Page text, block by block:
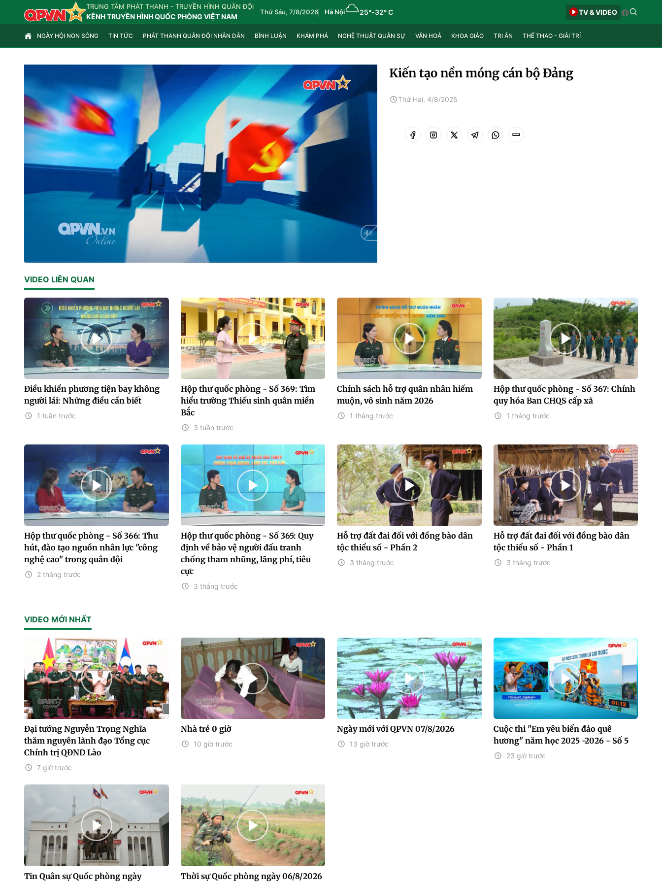
TRUNG TÂM PHÁT THANH - TRUYỀN HÌNH QUÂN ĐỘI
KÊNH TRUYỀN HÌNH QUỐC PHÒNG VIỆT NAM
Thứ Sáu, 7/8/2026 Hà Nội 25°-32° C TV & VIDEO
NGÀY HỘI NON SÔNG TIN TỨC PHÁT THANH QUÂN ĐỘI NHÂN DÂN BÌNH LUẬN KHÁM PHÁ NGHỆ THUẬT QUÂN SỰ VĂN HOÁ KHOA GIÁO TRI ÂN THỂ THAO - GIẢI TRÍ
Kiến tạo nền móng cán bộ Đảng
Thứ Hai, 4/8/2025
VIDEO LIÊN QUAN
Điều khiển phương tiện bay không
người lái: Những điều cần biết
1 tuần trước
Hộp thư quốc phòng - Số 369: Tìm
hiểu trường Thiếu sinh quân miền
Bắc
3 tuần trước
Chính sách hỗ trợ quân nhân hiếm
muộn, vô sinh năm 2026
1 tháng trước
Hộp thư quốc phòng - Số 367: Chính
quy hóa Ban CHQS cấp xã
1 tháng trước
Hộp thư quốc phòng - Số 366: Thu
hút, đào tạo nguồn nhân lực "công
nghệ cao" trong quân đội
2 tháng trước
Hộp thư quốc phòng - Số 365: Quy
định về bảo vệ người đấu tranh
chống tham nhũng, lãng phí, tiêu
cực
3 tháng trước
Hỗ trợ đất đai đối với đồng bào dân
tộc thiểu số - Phần 2
3 tháng trước
Hỗ trợ đất đai đối với đồng bào dân
tộc thiểu số - Phần 1
3 tháng trước
VIDEO MỚI NHẤT
Đại tướng Nguyễn Trọng Nghĩa
thăm nguyên lãnh đạo Tổng cục
Chính trị QĐND Lào
7 giờ trước
Nhà trẻ 0 giờ
10 giờ trước
Ngày mới với QPVN 07/8/2026
13 giờ trước
Cuộc thi "Em yêu biển đảo quê
hương" năm học 2025 -2026 - Số 5
23 giờ trước
Tin Quân sự Quốc phòng ngày
Thời sự Quốc phòng ngày 06/8/2026